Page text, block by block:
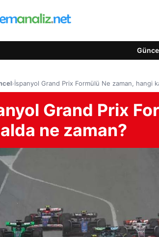
›İspanyol Grand Prix Formülü Ne zaman, hangi
Grand Prix
ne zaman?